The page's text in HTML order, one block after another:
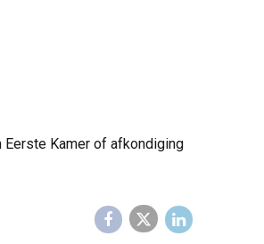
Kamer of afkondiging